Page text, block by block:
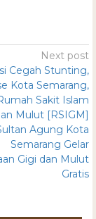
Next post
Cegah Stunting,
Kota Semarang,
Sakit Islam
Mulut [RSIGM]
Agung Kota
Semarang Gelar
Gigi dan Mulut
Gratis